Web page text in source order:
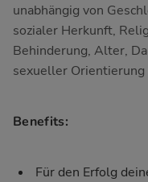
unabhängig von
sozialer Herkunft,
Behinderung, Alter,
sexueller
Benefits:
Für den Erfolg